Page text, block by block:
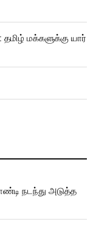
மக்களுக்கு யார்
நடந்து அடுத்த